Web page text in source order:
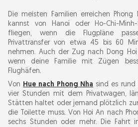
Die meisten Familien erreichen
kannst von Hanoi oder Ho-Chi-
fliegen, wenn die Flugpläne
Privattransfer von etwa 45 bis 60
nehmen. Auch der Zug nach Dong
wenn deine Familie mit Zügen
Flughäfen.
Von Hue nach Phong Nha sind es
vier Stunden mit dem Privatwagen,
Stätten haltet oder jemand plötzlich
die Toilette muss. Von Hoi An nach
sechs Stunden oder mehr. Die Fahrt